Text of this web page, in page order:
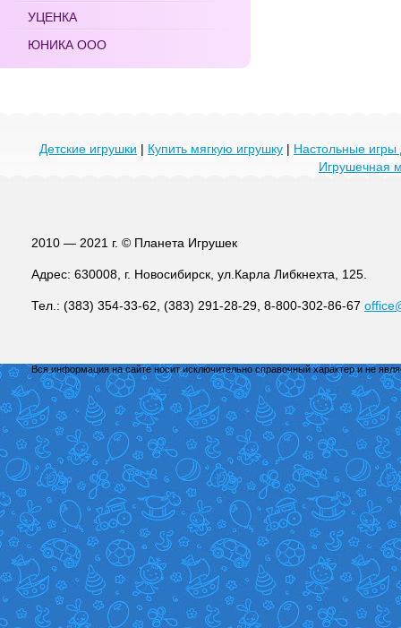
УЦЕНКА
ЮНИКА ООО
Детские игрушки | Купить мягкую игрушку | Настольные игры
Игрушечная
2010 — 2021 г. © Планета Игрушек
Адрес: 630008, г. Новосибирск, ул.Карла Либкнехта, 125.
Тел.: (383) 354-33-62, (383) 291-28-29, 8-800-302-86-67
Вся информация на сайте носит исключительно справочный характер и не